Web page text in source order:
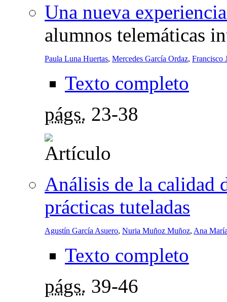
Una nueva
alumnos telemáticas
Paula Luna Huertas, Mercedes García Ordaz, Francisco
Texto completo
págs. 23-38
Análisis de la calidad
prácticas tuteladas
Agustín García Asuero, Nuria Muñoz Muñoz, Ana
Texto completo
págs. 39-46